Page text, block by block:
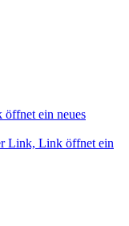
ein neues
Link, Link öffnet ein